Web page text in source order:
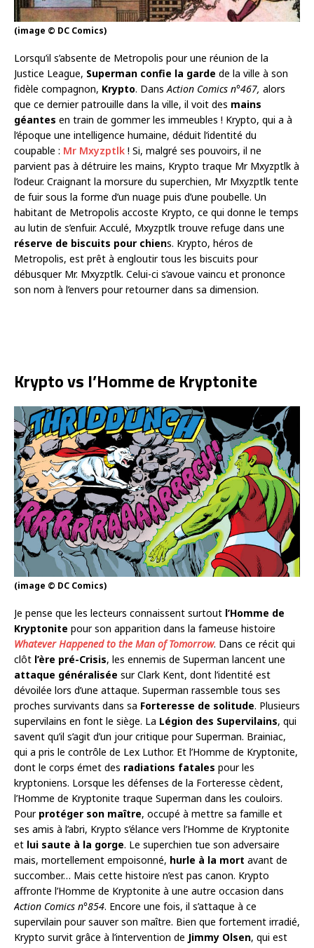
(image © DC Comics)
Lorsqu’il s’absente de Metropolis pour une réunion de la
Justice League, Superman confie la garde de la ville à son
fidèle compagnon, Krypto. DansAction Comics n°467, alors
que ce dernier patrouille dans la ville, il voit des mains
géantes en train de gommer les immeubles ! Krypto, qui a à
l’époque une intelligence humaine, déduit l’identité du
coupable : Mr Mxyzptlk ! Si, malgré ses pouvoirs, il ne
parvient pas à détruire les mains, Krypto traque Mr Mxyzptlk à
l’odeur. Craignant la morsure du superchien, Mr Mxyzptlk tente
de fuir sous la forme d’un nuage puis d’une poubelle. Un
habitant de Metropolis accoste Krypto, ce qui donne le temps
au lutin de s’enfuir. Acculé, Mxyzptlk trouve refuge dans une
réserve de biscuits pour chiens. Krypto, héros de
Metropolis, est prêt à engloutir tous les biscuits pour
débusquer Mr. Mxyzptlk. Celui-ci s’avoue vaincu et prononce
son nom à l’envers pour retourner dans sa dimension.
Krypto vs l’Homme de Kryptonite
(image © DC Comics)
Je pense que les lecteurs connaissent surtout l’Homme de
Kryptonite pour son apparition dans la fameuse histoire
Whatever Happened to the Man of Tomorrow. Dans ce récit qui
clôt l’ère pré-Crisis, les ennemis de Superman lancent une
attaque généralisée sur Clark Kent, dont l’identité est
dévoilée lors d’une attaque. Superman rassemble tous ses
proches survivants dans sa Forteresse de solitude. Plusieurs
supervilains en font le siège. La Légion des Supervilains, qui
savent qu’il s’agit d’un jour critique pour Superman. Brainiac,
qui a pris le contrôle de Lex Luthor. Et l’Homme de Kryptonite,
dont le corps émet des radiations fatales pour les
kryptoniens. Lorsque les défenses de la Forteresse cèdent,
l’Homme de Kryptonite traque Superman dans les couloirs.
Pour protéger son maître, occupé à mettre sa famille et
ses amis à l’abri, Krypto s’élance vers l’Homme de Kryptonite
et lui saute à la gorge. Le superchien tue son adversaire
mais, mortellement empoisonné, hurle à la mort avant de
succomber… Mais cette histoire n’est pas canon. Krypto
affronte l’Homme de Kryptonite à une autre occasion dans
Action Comics n°854. Encore une fois, il s’attaque à ce
supervilain pour sauver son maître. Bien que fortement irradié,
Krypto survit grâce à l’intervention de Jimmy Olsen, qui est